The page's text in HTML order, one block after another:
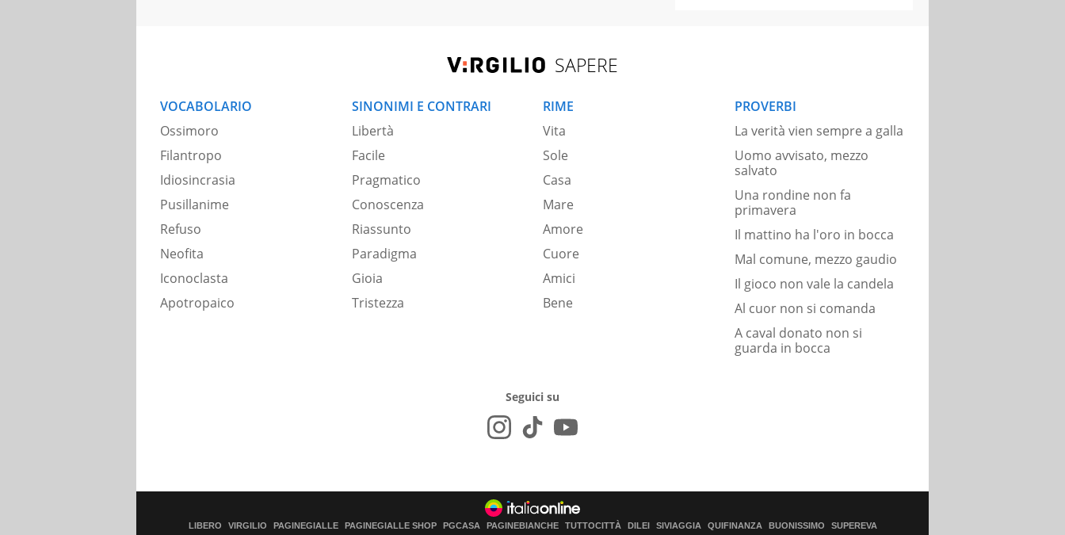
SAPERE
VOCABOLARIO
Ossimoro
Filantropo
Idiosincrasia
Pusillanime
Refuso
Neofita
Iconoclasta
Apotropaico
SINONIMI E CONTRARI
Libertà
Facile
Pragmatico
Conoscenza
Riassunto
Paradigma
Gioia
Tristezza
RIME
Vita
Sole
Casa
Mare
Amore
Cuore
Amici
Bene
PROVERBI
La verità vien sempre a galla
Uomo avvisato, mezzo
salvato
Una rondine non fa
primavera
Il mattino ha l'oro in bocca
Mal comune, mezzo gaudio
Il gioco non vale la candela
Al cuor non si comanda
A caval donato non si
guarda in bocca
Seguici su
LIBERO VIRGILIO PAGINEGIALLE PAGINEGIALLE SHOP PGCASA PAGINEBIANCHE TUTTOCITTÀ DILEI SIVIAGGIA QUIFINANZA BUONISSIMO SUPEREVA